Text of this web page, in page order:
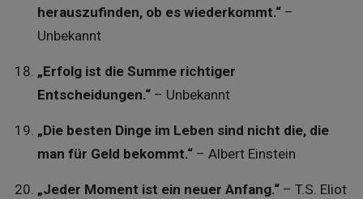
herauszufinden, ob es wiederkommt.“–
Unbekannt
„Erfolg ist die Summe richtiger
Entscheidungen.“– Unbekannt
„Die besten Dinge im Leben sind nicht die, die
man für Geld bekommt.“– Albert Einstein
„Jeder Moment ist ein neuer Anfang.“– T.S. Eliot